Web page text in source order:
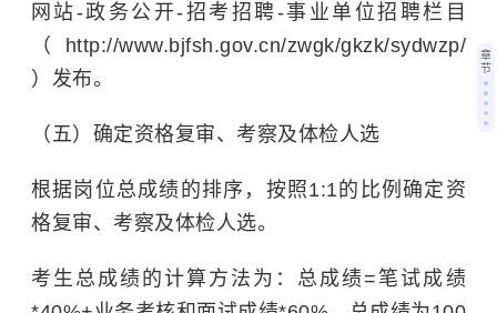
网站-政务公开-招考招聘-事业单位招聘栏目
（http://www.bjfsh.gov.cn/zwgk/gkzk/sydwzp/
）发布。
（五）确定资格复审、考察及体检人选
根据岗位总成绩的排序，按照1:1的比例确定资
格复审、考察及体检人选。
考生总成绩的计算方法为：总成绩=笔试成绩
章
节